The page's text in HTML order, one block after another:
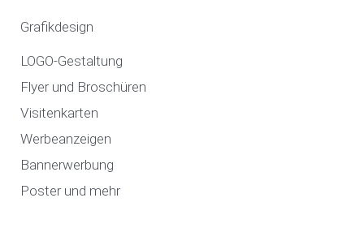
e
b
o
o
k
a
g
r
a
m
Grafikdesign
LOGO-Gestaltung
Flyer und Broschüren
Visitenkarten
Werbeanzeigen
Bannerwerbung
Poster und mehr